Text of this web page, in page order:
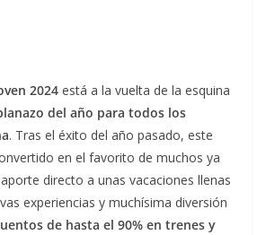
2024 está a la vuelta de la esquina
del año para todos los
. Tras el éxito del año pasado, este
en el favorito de muchos ya
directo a unas vacaciones llenas
experiencias y muchísima diversión
de hasta el 90% en trenes y